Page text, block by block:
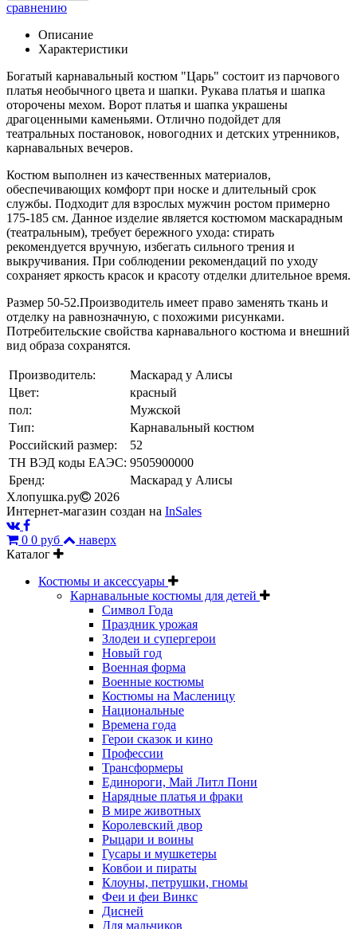
сравнению
Описание
Характеристики
Богатый карнавальный костюм "Царь" состоит из парчового
платья необычного цвета и шапки. Рукава платья и шапка
оторочены мехом. Ворот платья и шапка украшены
драгоценными каменьями. Отлично подойдет для
театральных постановок, новогодних и детских утренников,
карнавальных вечеров.
Костюм выполнен из качественных материалов,
обеспечивающих комфорт при носке и длительный срок
службы. Подходит для взрослых мужчин ростом примерно
175-185 см. Данное изделие является костюмом маскарадным
(театральным), требует бережного ухода: стирать
рекомендуется вручную, избегать сильного трения и
выкручивания. При соблюдении рекомендаций по уходу
сохраняет яркость красок и красоту отделки длительное время.
Размер 50-52.Производитель имеет право заменять ткань и
отделку на равнозначную, с похожими рисунками.
Потребительские свойства карнавального костюма и внешний
вид образа сохранятся.
Производитель:
Маскарад у Алисы
Цвет:
красный
пол:
Мужской
Тип:
Карнавальный костюм
Российский размер:
52
ТН ВЭД коды ЕАЭС: 9505900000
Бренд:
Маскарад у Алисы
Хлопушка.ру
2026
Интернет-магазин создан на InSales
0 0 руб
наверх
Каталог
Костюмы и аксессуары
Карнавальные костюмы для детей
Символ Года
Праздник урожая
Злодеи и супергерои
Новый год
Военная форма
Военные костюмы
Костюмы на Масленицу
Национальные
Времена года
Герои сказок и кино
Профессии
Трансформеры
Единороги, Май Литл Пони
Нарядные платья и фраки
В мире животных
Королевский двор
Рыцари и воины
Гусары и мушкетеры
Ковбои и пираты
Клоуны, петрушки, гномы
Феи и феи Винкс
Дисней
Для мальчиков